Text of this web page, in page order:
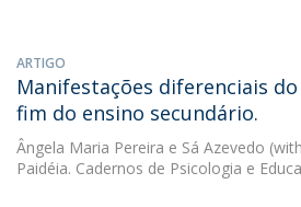
ARTIGO
Manifestações diferenciais
fim do ensino secundário.
Ângela Maria Pereira e Sá Azevedo
Paidéia. Cadernos de Psicologia e